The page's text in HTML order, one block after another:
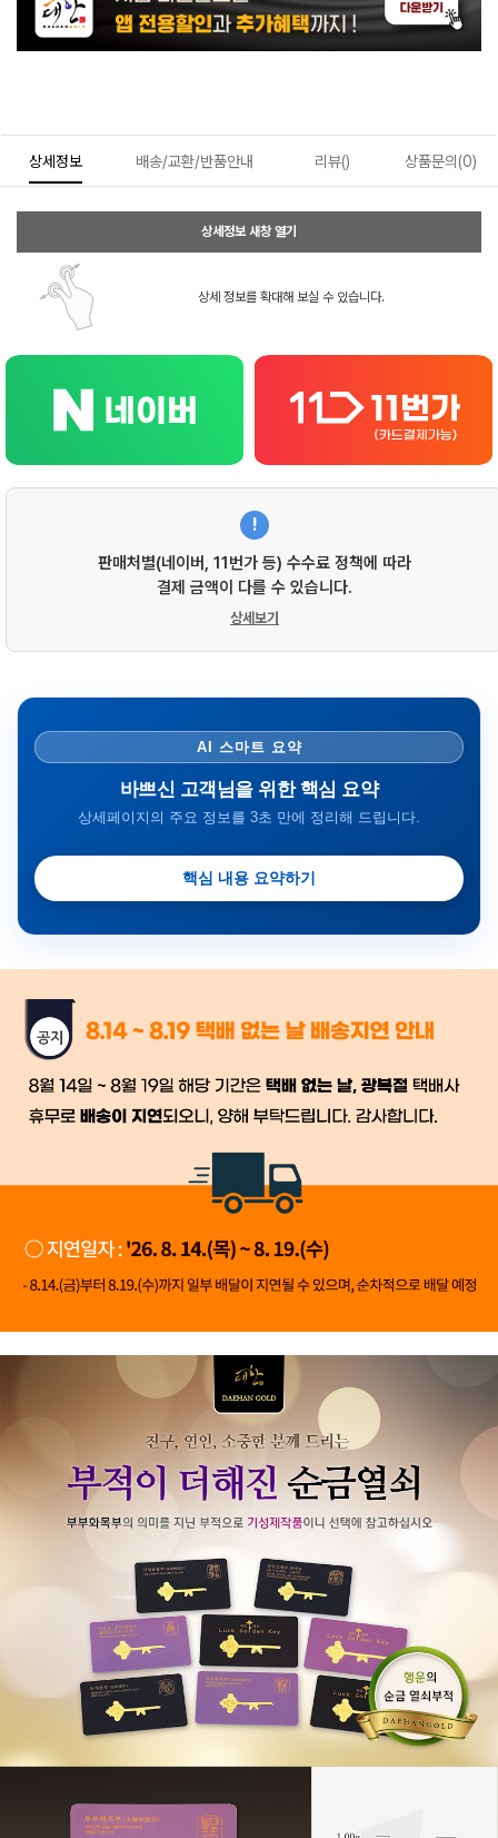
상세정보 배송/교환/반품안내 리뷰() 상품문의(0)
상세정보 새창 열기
상세 정보를 확대해 보실 수 있습니다.
!
판매처별(네이버, 11번가 등) 수수료 정책에 따라
결제 금액이 다를 수 있습니다.
상세보기
AI 스마트 요약
바쁘신 고객님을 위한 핵심 요약
상세페이지의 주요 정보를 3초 만에 정리해 드립니다.
핵심 내용 요약하기
금일 시세가 적용
배송
시작 후 환불이 불가